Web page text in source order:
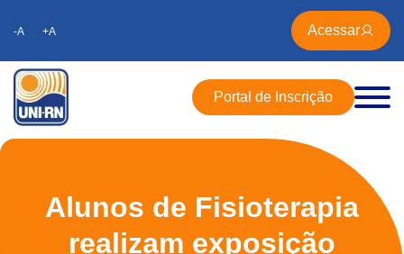
-A +A Acessar
Portal de Inscrição
Alunos de Fisioterapia
realizam exposição